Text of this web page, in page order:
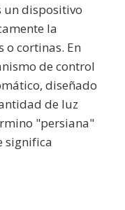
un dispositivo
la
o cortinas. En
de control
diseñado
de luz
"persiana"
significa